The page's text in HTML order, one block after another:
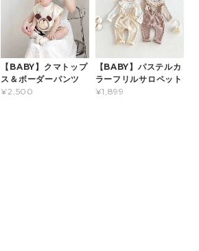
【BABY】クマトップ
ス＆ボーダーパンツ
¥2,500
【BABY】パステルカ
ラーフリルサロペット
¥1,899